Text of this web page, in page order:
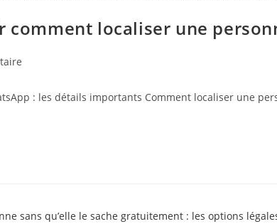
comment localiser une
: les détails importants Comment localiser une